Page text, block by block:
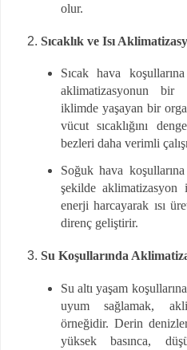
olur.
Sıcaklık ve Isı
Sıcak hava
aklimatizasyonun bir
iklimde yaşayan bir
vücut sıcaklığını
bezleri daha verimli
Soğuk hava
şekilde
enerji harcayarak ısı
direnç geliştirir.
Su Koşullarında
Su altı yaşam
uyum sağlamak,
örneğidir. Derin
yüksek basınca,